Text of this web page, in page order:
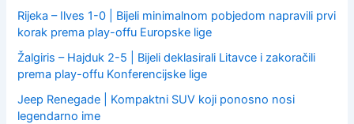
Rijeka – Ilves 1-0 | Bijeli minimalnom pobjedom napravili prvi
korak prema play-offu Europske lige
Žalgiris – Hajduk 2-5 | Bijeli deklasirali Litavce i zakoračili
prema play-offu Konferencijske lige
Jeep Renegade | Kompaktni SUV koji ponosno nosi
legendarno ime